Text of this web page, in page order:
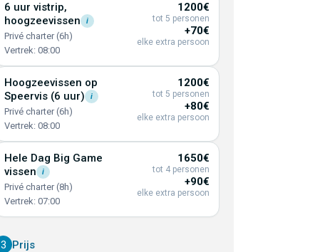
6 uur vistrip,
hoogzeevissen
i
Privé charter (6h)
Vertrek: 08:00
1200€
tot 5 personen
+70€
elke extra persoon
Hoogzeevissen op
Speervis (6 uur) i
Privé charter (6h)
Vertrek: 08:00
1200€
tot 5 personen
+80€
elke extra persoon
Hele Dag Big Game
vissen
i
Privé charter (8h)
Vertrek: 07:00
1650€
tot 4 personen
+90€
elke extra persoon
3 Prijs